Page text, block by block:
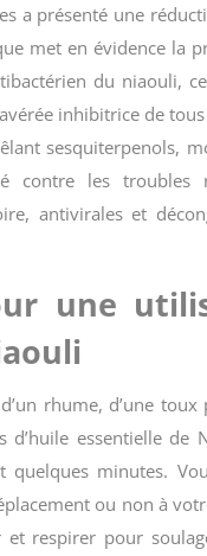
a présenté une
met en évidence la
du niaouli,
inhibitrice de
sesquiterpenols,
contre les
antivirales et
une
rhume, d’une
d’huile essentielle
quelques minutes.
ou non à
respirer pour